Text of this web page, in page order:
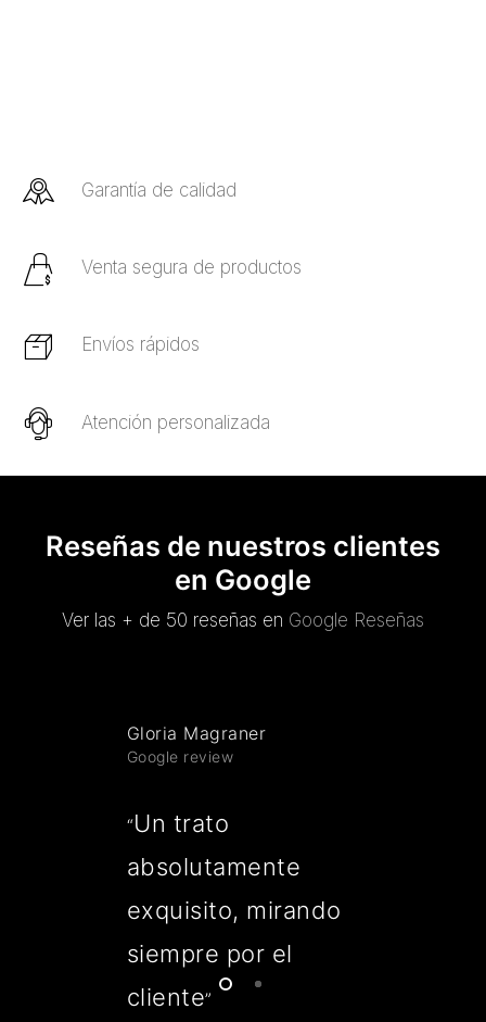
Garantía de calidad
Venta segura de productos
Envíos rápidos
Atención personalizada
Reseñas de nuestros clientes
en Google
Ver las + de 50 reseñas en Google Reseñas
Gloria Magraner
Google review
“Un trato
absolutamente
exquisito, mirando
siempre por el
cliente”